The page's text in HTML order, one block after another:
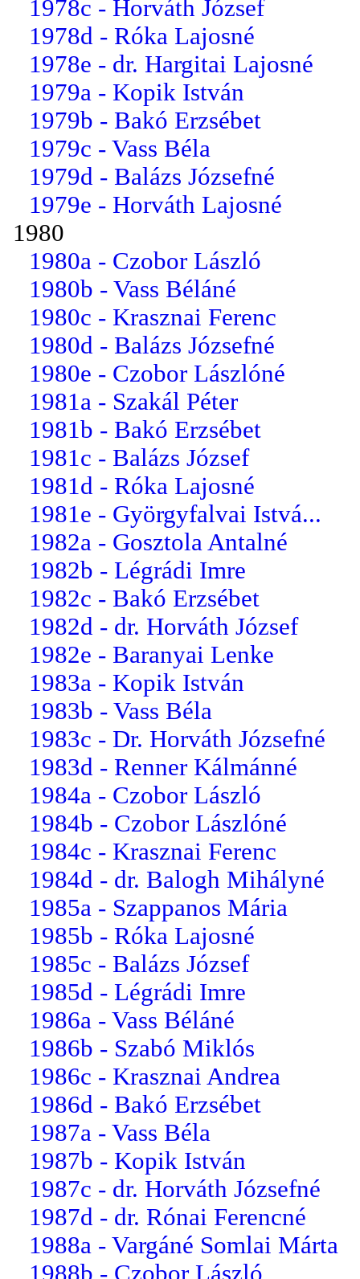
1978c - Horváth József
1978d - Róka Lajosné
1978e - dr. Hargitai Lajosné
1979a - Kopik István
1979b - Bakó Erzsébet
1979c - Vass Béla
1979d - Balázs Józsefné
1979e - Horváth Lajosné
1980
1980a - Czobor László
1980b - Vass Béláné
1980c - Krasznai Ferenc
1980d - Balázs Józsefné
1980e - Czobor Lászlóné
1981a - Szakál Péter
1981b - Bakó Erzsébet
1981c - Balázs József
1981d - Róka Lajosné
1981e - Györgyfalvai Istvá...
1982a - Gosztola Antalné
1982b - Légrádi Imre
1982c - Bakó Erzsébet
1982d - dr. Horváth József
1982e - Baranyai Lenke
1983a - Kopik István
1983b - Vass Béla
1983c - Dr. Horváth Józsefné
1983d - Renner Kálmánné
1984a - Czobor László
1984b - Czobor Lászlóné
1984c - Krasznai Ferenc
1984d - dr. Balogh Mihályné
1985a - Szappanos Mária
1985b - Róka Lajosné
1985c - Balázs József
1985d - Légrádi Imre
1986a - Vass Béláné
1986b - Szabó Miklós
1986c - Krasznai Andrea
1986d - Bakó Erzsébet
1987a - Vass Béla
1987b - Kopik István
1987c - dr. Horváth Józsefné
1987d - dr. Rónai Ferencné
1988a - Vargáné Somlai Márta
1988b - Czobor László